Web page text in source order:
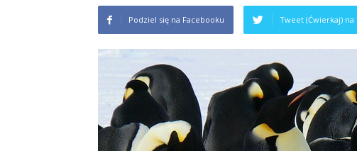
Podziel się na Facebooku Tweet (Ćwierkaj)